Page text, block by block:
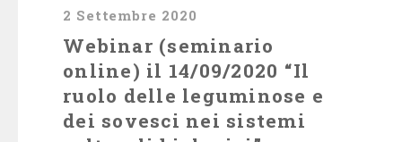
2 Settembre 2020
Webinar (seminario
online) il 14/09/2020 “Il
ruolo delle leguminose e
dei sovesci nei sistemi